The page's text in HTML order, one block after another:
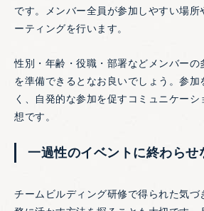
です。メンバー全員が参加しやすい場所
ーティングを行います。
性別・年齢・役職・部署などメンバーの
を準備できるとなお良いでしょう。参加
く、自発的な参加を促すコミュニケー
想です。
一過性のイベントに終わらせ
チームビルディング研修で得られた気づ